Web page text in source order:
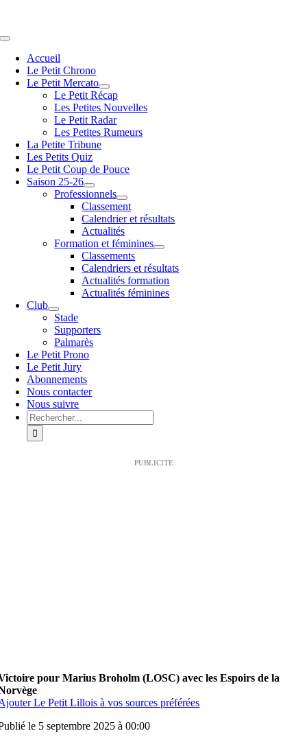
contenu
Navigation
basculeAccueil
Le Petit Chrono
Le Petit Mercato
Le Petit Récap
Les Petites Nouvelles
Le Petit Radar
Les Petites Rumeurs
La Petite Tribune
Les Petits Quiz
Le Petit Coup de Pouce
Saison 25-26
Professionnels
Classement
Calendrier et résultats
Actualités
Formation et féminines
Classements
Calendriers et résultats
Actualités formation
Actualités féminines
Club
Stade
Supporters
Palmarès
Le Petit Prono
Le Petit Jury
Abonnements
Nous contacter
Nous suivre
Rechercher:
PUBLICITE
pour Marius Broholm (LOSC) avec les Espoirs de la
Le Petit Lillois à vos sources préférées
le 5 septembre 2025 à 00:00